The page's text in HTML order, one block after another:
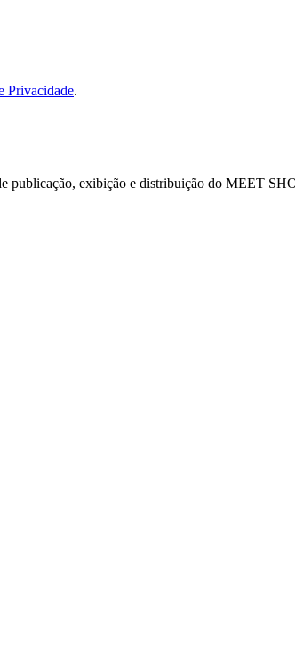
Privacidade.
publicação, exibição e distribuição do MEET